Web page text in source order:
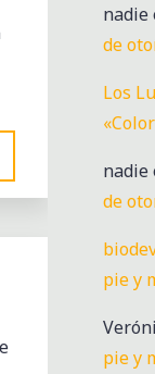
nadie
de
Los
nadie
de
pie y
pie y